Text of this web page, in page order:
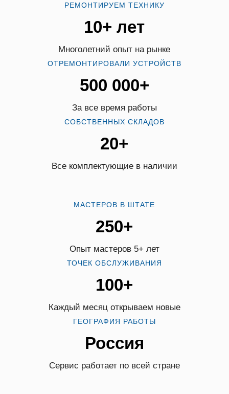
РЕМОНТИРУЕМ ТЕХНИКУ
10+ лет
Многолетний опыт на рынке
ОТРЕМОНТИРОВАЛИ УСТРОЙСТВ
500 000+
За все время работы
СОБСТВЕННЫХ СКЛАДОВ
20+
Все комплектующие в наличии
МАСТЕРОВ В ШТАТЕ
250+
Опыт мастеров 5+ лет
ТОЧЕК ОБСЛУЖИВАНИЯ
100+
Каждый месяц открываем новые
ГЕОГРАФИЯ РАБОТЫ
Россия
Сервис работает по всей стране